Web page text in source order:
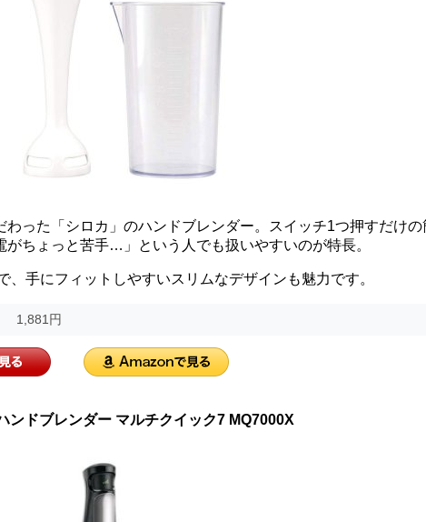
わった「シロカ」のハンドブレンダー。スイッチ1つ押すだけ
がちょっと苦手…」という人でも扱いやすいのが特長。
、手にフィットしやすいスリムなデザインも魅力です。
1,881円
ンドブレンダー マルチクイック7 MQ7000X